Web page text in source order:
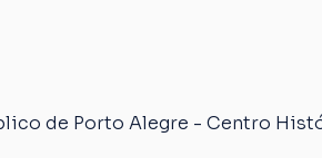
de Porto Alegre - Centro